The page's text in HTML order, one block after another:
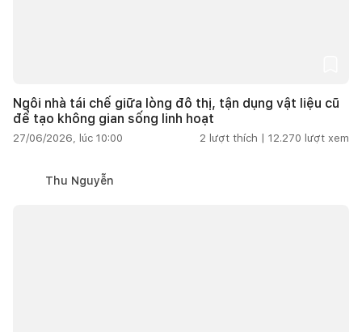
Ngôi nhà tái chế giữa lòng đô thị, tận dụng vật liệu cũ
để tạo không gian sống linh hoạt
27/06/2026, lúc 10:00 2 lượt thích | 12.270 lượt xem
Thu Nguyễn